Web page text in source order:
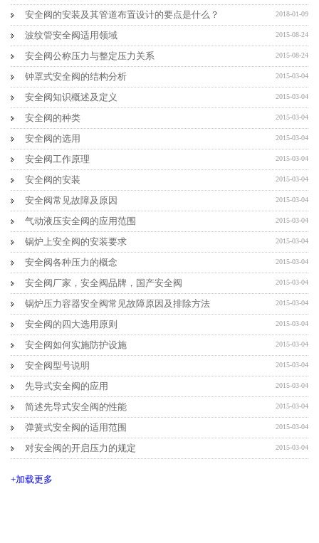
安全阀的安装及其管道布置设计的要点是什么？ 2018-01-09
波纹管安全阀适用领域 2015-08-24
安全阀公称压力与整定压力关系 2015-08-24
钟罩式安全阀的结构分析 2015-03-04
安全阀知识概述及定义 2015-03-04
安全阀的种类 2015-03-04
安全阀的选用 2015-03-04
安全阀工作原理 2015-03-04
安全阀的安装 2015-03-04
安全阀常见故障及原因 2015-03-04
气动液压安全阀的应用范围 2015-03-04
锅炉上安全阀的安装要求 2015-03-04
安全阀各种压力的概念 2015-03-04
安全阀厂家，安全阀品牌，国产安全阀 2015-03-04
锅炉压力容器安全阀常见故障原因及排除方法 2015-03-04
安全阀的四大选用原则 2015-03-04
安全阀如何实施防护设施 2015-03-04
安全阀型号说明 2015-03-04
先导式安全阀的应用 2015-03-04
简述先导式安全阀的性能 2015-03-04
弹簧式安全阀的适用范围 2015-03-04
对安全阀的开启压力的规定 2015-03-04
+加载更多